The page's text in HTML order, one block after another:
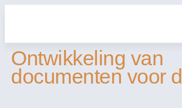
Ontwikkeling van
documenten voor